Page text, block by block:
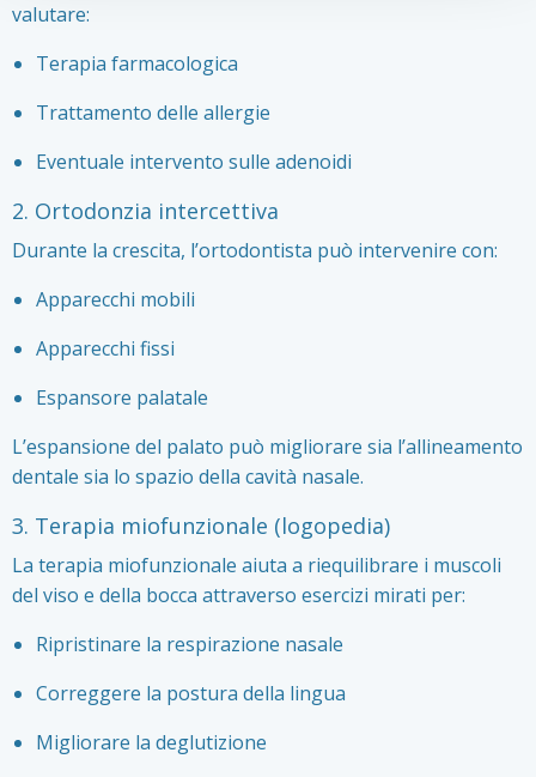
valutare:
Terapia farmacologica
Trattamento delle allergie
Eventuale intervento sulle adenoidi
2. Ortodonzia intercettiva
Durante la crescita, l’ortodontista può intervenire con:
Apparecchi mobili
Apparecchi fissi
Espansore palatale
L’espansione del palato può migliorare sia l’allineamento
dentale sia lo spazio della cavità nasale.
3. Terapia miofunzionale (logopedia)
La terapia miofunzionale aiuta a riequilibrare i muscoli
del viso e della bocca attraverso esercizi mirati per:
Ripristinare la respirazione nasale
Correggere la postura della lingua
Migliorare la deglutizione